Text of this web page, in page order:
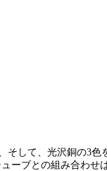
そして、光沢銅の3
ーブとの組み合わせ